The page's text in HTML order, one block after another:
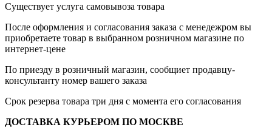
Существует услуга самовывоза товара
После оформления и согласования заказа с менедежром вы
приобретаете товар в выбранном розничном магазине по
интернет-цене
По приезду в розничный магазин, сообщиет продавцу-
консультанту номер вашего заказа
Срок резерва товара три дня с момента его согласования
ДОСТАВКА КУРЬЕРОМ ПО МОСКВЕ